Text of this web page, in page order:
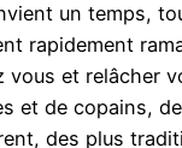
un temps,
rapidement
vous et relâcher
et de copains,
des plus